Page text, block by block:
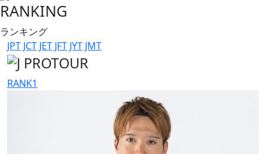
RANKING
ランキング
JPT JCT JET JFT JYT JMT
RANK1